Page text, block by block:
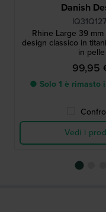
Danish
Rhine Large 39
design classico in
in pelle
99,95
● Solo 1 è rimasto
Vedi i